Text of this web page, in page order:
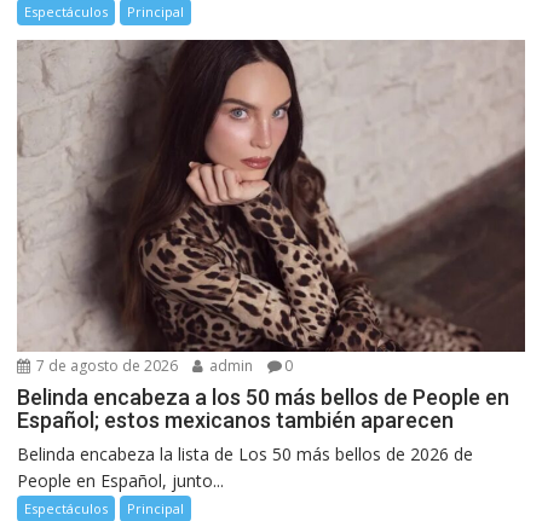
Espectáculos Principal
7 de agosto de 2026 admin 0
Belinda encabeza a los 50 más bellos de People en
Español; estos mexicanos también aparecen
Belinda encabeza la lista de Los 50 más bellos de 2026 de
People en Español, junto...
Espectáculos Principal